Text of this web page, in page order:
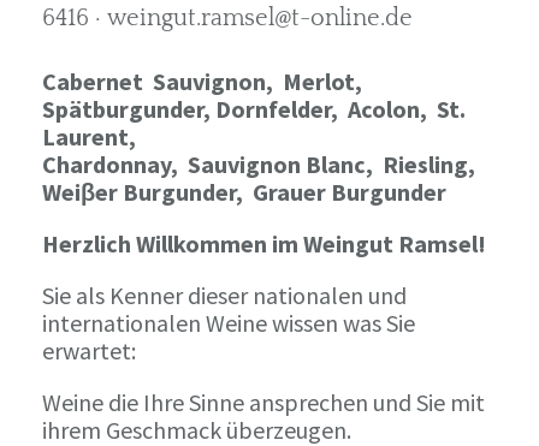
6416 · weingut.ramsel@t-online.de
Cabernet Sauvignon, Merlot,
Spätburgunder, Dornfelder, Acolon, St.
Laurent,
Chardonnay, Sauvignon Blanc, Riesling,
Weiβer Burgunder, Grauer Burgunder
Herzlich Willkommen im Weingut Ramsel!
Sie als Kenner dieser nationalen und
internationalen Weine wissen was Sie
erwartet:
Weine die Ihre Sinne ansprechen und Sie mit
ihrem Geschmack überzeugen.